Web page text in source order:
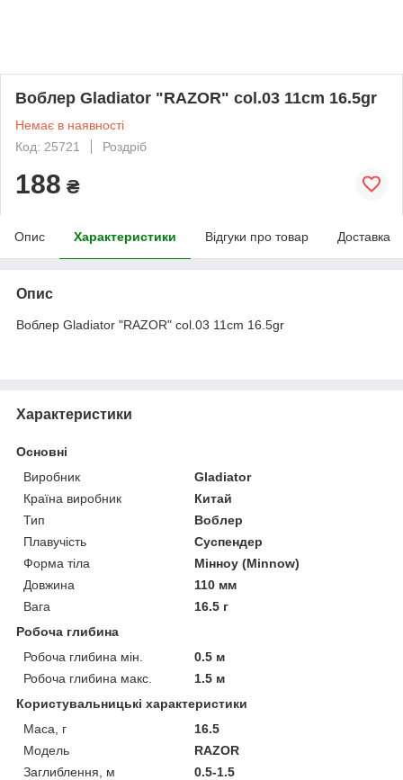
Воблер Gladiator "RAZOR" col.03 11cm 16.5gr
Немає в наявності
Код: 25721
Роздріб
188 ₴
Опис Характеристики Відгуки про товар Доставка
Опис
Воблер Gladiator "RAZOR" col.03 11cm 16.5gr
Характеристики
Основні
Виробник
Gladiator
Країна виробник
Китай
Тип
Воблер
Плавучість
Суспендер
Форма тіла
Мінноу (Minnow)
Довжина
110 мм
Вага
16.5 г
Робоча глибина
Робоча глибина мін.
0.5 м
Робоча глибина макс.
1.5 м
Користувальницькі характеристики
Маса, г
16.5
Мoдель
RAZOR
Заглиблення, м
0.5-1.5